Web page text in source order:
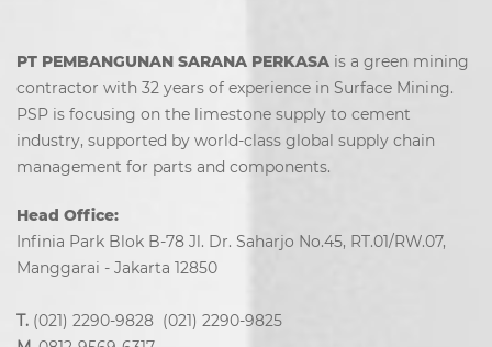
PT PEMBANGUNAN SARANA PERKASA is a green mining
contractor with 32 years of experience in Surface Mining.
PSP is focusing on the limestone supply to cement
industry, supported by world-class global supply chain
management for parts and components.
Head Office:
Infinia Park Blok B-78 Jl. Dr. Saharjo No.45, RT.01/RW.07,
Manggarai - Jakarta 12850
T. (021) 2290-9828 (021) 2290-9825